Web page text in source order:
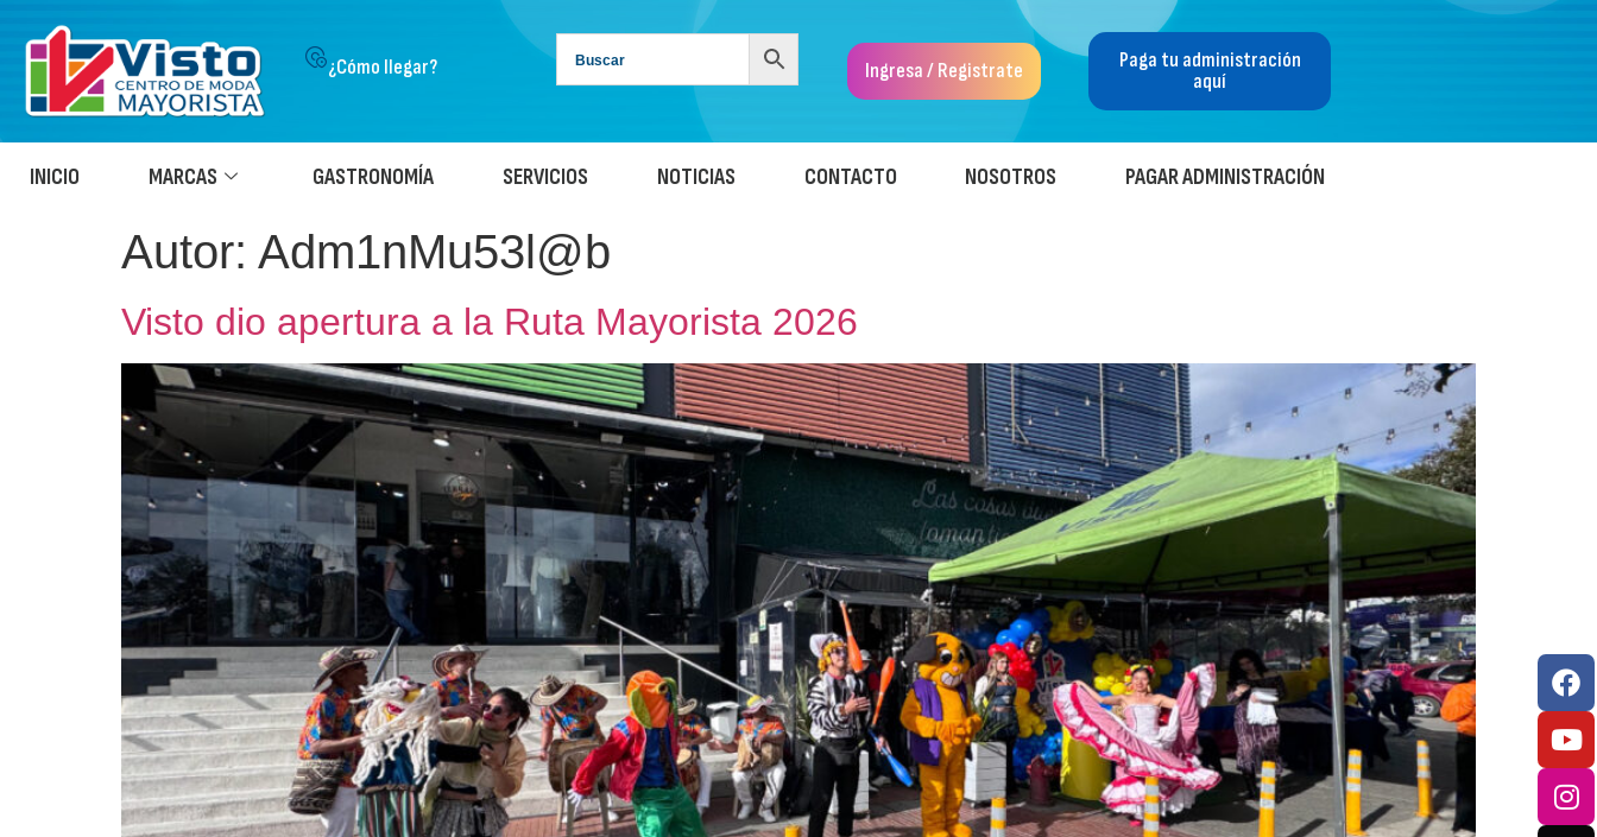
¿Cómo llegar? Ingresa / Registrate
Paga tu administración
aquí
INICIO MARCAS GASTRONOMÍA SERVICIOS NOTICIAS CONTACTO NOSOTROS PAGAR ADMINISTRACIÓN
Autor: Adm1nMu53l@b
Visto dio apertura a la Ruta Mayorista 2026